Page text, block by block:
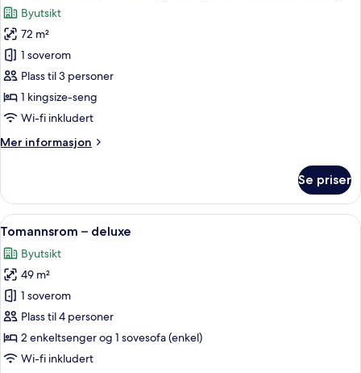
bildene
av
Suite,
1
soverom,
terrasse
Hills
Patio)
Byutsikt
72 m²
1 soverom
Plass til 3 personer
1 kingsize-seng
Wi-fi inkludert
Mer informasjon
Mer
1
soverom,
terrasse
Hills
Suite
with
Patio)
Se priser
Åpne
alle
bildene
av
Tomannsrom
–
deluxe
1 soverom, sengetøy av topp
7
Tomannsrom – deluxe
Byutsikt
49 m²
1 soverom
Plass til 4 personer
2 enkeltsenger og 1 sovesofa (enkel)
Wi-fi inkludert